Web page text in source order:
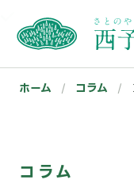
ホーム / コラム /
コラム